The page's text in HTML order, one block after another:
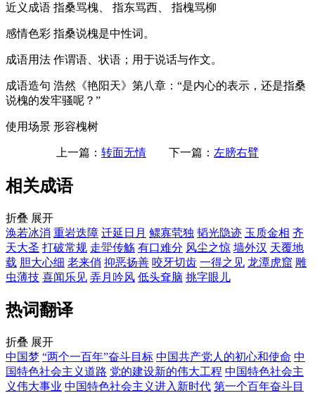
近义成语 指桑骂槐、 指东骂西、 指槐骂柳
感情色彩 指桑说槐是中性词。
成语用法 作谓语、状语；用于说话与作文。
成语造句 浩然《艳阳天》第八章：“是内心的表示，还是指桑
说槐的发牢骚呢？”
使用场景 形容槐树
上一篇： 转面无情 下一篇： 左膀右臂
相关成语
折叠 展开
涣若冰消 重岩迭障 迁延日月 鳏寡茕独 韬光隐迹 玉质金相 齐
天大圣 打破常规 走斝传觞 有口难分 风尘之惊 墙外汉 天覆地
载 胆大心细 老来俏 抑恶扬善 咬牙切齿 一得之见 龙潭虎窟 雕
虫薄技 喜闻乐见 弄月吟风 低头耷脑 挑字眼儿
热词翻译
折叠 展开
中国梦 “两个一百年”奋斗目标 中国共产党人的初心和使命 中
国特色社会主义道路 党的建设新的伟大工程 中国特色社会主
义伟大事业 中国特色社会主义进入新时代 第一个百年奋斗目